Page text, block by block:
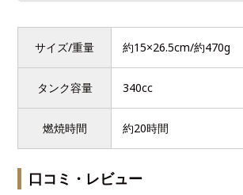
サイズ/重量 約15×26.5cm/約470g
タンク容量 340cc
燃焼時間 約20時間
口コミ・レビュー